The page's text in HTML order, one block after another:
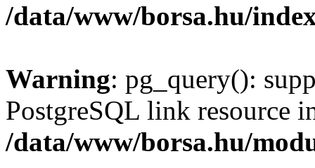
/data/www/borsa.hu/
Warning: pg_query():
PostgreSQL link resource
/data/www/borsa.hu/